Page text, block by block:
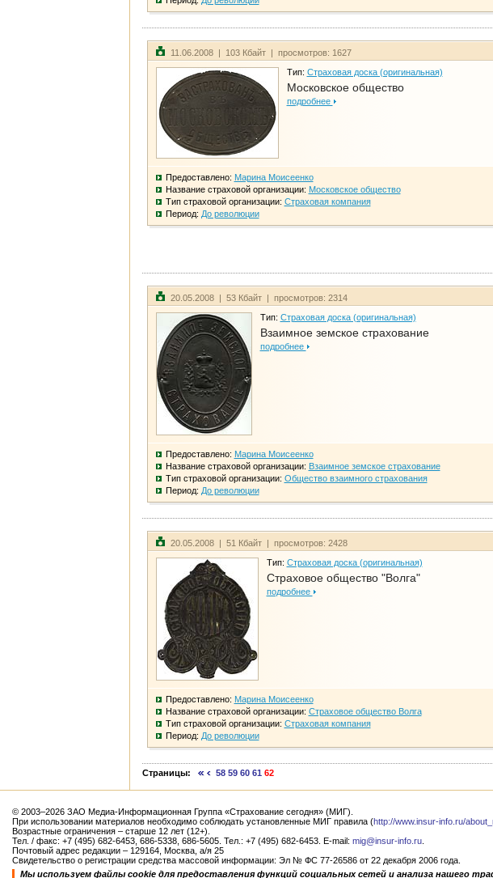
11.06.2008 | 103 Кбайт | просмотров: 1627
Тип: Страховая доска (оригинальная)
Московское общество
подробнее
Предоставлено: Марина Моисеенко
Название страховой организации: Московское общество
Тип страховой организации: Страховая компания
Период: До революции
20.05.2008 | 53 Кбайт | просмотров: 2314
Тип: Страховая доска (оригинальная)
Взаимное земское страхование
подробнее
Предоставлено: Марина Моисеенко
Название страховой организации: Взаимное земское страхование
Тип страховой организации: Общество взаимного страхования
Период: До революции
20.05.2008 | 51 Кбайт | просмотров: 2428
Тип: Страховая доска (оригинальная)
Страховое общество "Волга"
подробнее
Предоставлено: Марина Моисеенко
Название страховой организации: Страховое общество Волга
Тип страховой организации: Страховая компания
Период: До революции
Страницы: 58 59 60 61 62
© 2003–2026 ЗАО Медиа-Информационная Группа «Страхование сегодня» (МИГ).
При использовании материалов необходимо соблюдать установленные МИГ правила (http://www.insur-info.ru/
Возрастные ограничения – старше 12 лет (12+).
Тел. / факс: +7 (495) 682-6453, 686-5338, 686-5605. Тел.: +7 (495) 682-6453. E-mail: mig@insur-info.ru
Почтовый адрес редакции – 129164, Москва, а/я 25
Свидетельство о регистрации средства массовой информации: Эл № ФС 77-26586 от 22 декабря 2006 года.
Мы используем файлы cookie для предоставления функций социальных сетей и анализа нашего